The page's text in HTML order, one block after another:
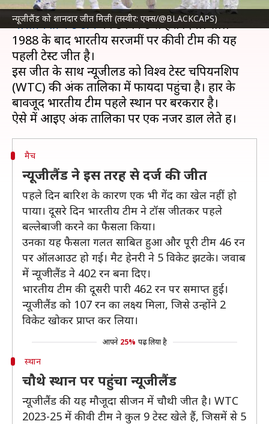
न्यूजीलैंड को शानदार जीत मिली (तस्वीर: एक्स/@BLACKCAPS)
न्यूजीलैंड क्रिकेट टीमने सीरीज के पहले टेस्ट मैच में
भारतीय क्रिकेट टीमको 8 विकेट से हरा दिया। साल
1988 के बाद भारतीय सरजमीं पर कीवी टीम की यह
पहली टेस्ट जीत है।
इस जीत के साथ न्यूजीलैंड को विश्व टेस्ट चैंपियनशिप
(WTC) की अंक तालिका में फायदा पहुंचा है। हार के
बावजूद भारतीय टीम पहले स्थान पर बरकरार है।
मैच
न्यूजीलैंड ने इस तरह से दर्ज की जीत
पहले दिन बारिश के कारण एक भी गेंद का खेल नहीं हो
पाया। दूसरे दिन भारतीय टीम ने टॉस जीतकर पहले
बल्लेबाजी करने का फैसला किया।
उनका यह फैसला गलत साबित हुआ और पूरी टीम 46 रन
पर ऑलआउट हो गई। मैट हेनरी ने 5 विकेट झटके। जवाब
में न्यूजीलैंड ने 402 रन बना दिए।
भारतीय टीम की दूसरी पारी 462 रन पर समाप्त हुई।
न्यूजीलैंड को 107 रन का लक्ष्य मिला, जिसे उन्होंने 2
विकेट खोकर प्राप्त कर लिया।
आपने 25% पढ़ लिया है
स्थान
चौथे स्थान पर पहुंचा न्यूजीलैंड
न्यूजीलैंड की यह मौजूदा सीजन में चौथी जीत है। WTC
2023-25 में कीवी टीम ने कुल 9 टेस्ट खेले हैं, जिसमें से 5